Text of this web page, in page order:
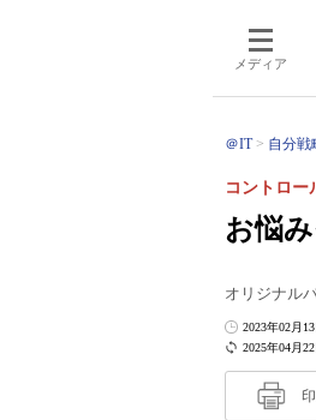
メディア
＠IT 自分戦
お悩
コントロー
オリジナル
2025年04月
2023年02月